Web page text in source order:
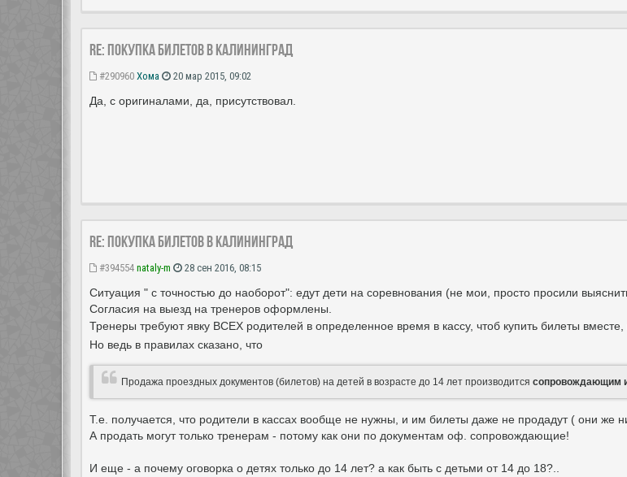
Re: Покупка билетов в Калининград
#290960 Хома 20 мар 2015, 09:02
Да, с оригиналами, да, присутствовал.
Re: Покупка билетов в Калининград
#394554 nataly-m 28 сен 2016, 08:15
Ситуация " с точностью до наоборот": едут дети на соревнования (не мои, просто просили
Согласия на выезд на тренеров оформлены.
Тренеры требуют явку ВСЕХ родителей в определенное время в кассу, чтоб купить билеты вместе,
Но ведь в правилах сказано, что
Продажа проездных документов (билетов) на детей в возрасте до 14 лет производится сопровождающим
Т.е. получается, что родители в кассах вообще не нужны, и им билеты даже не продадут ( они же
А продать могут только тренерам - потому как они по документам оф. сопровождающие!
И еще - а почему оговорка о детях только до 14 лет? а как быть с детьми от 14 до 18?..